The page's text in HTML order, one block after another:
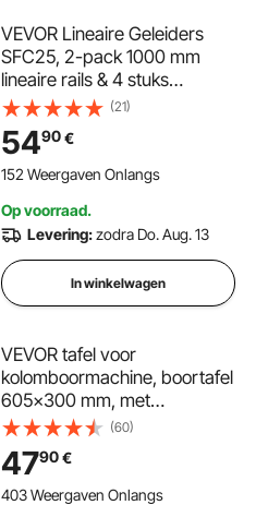
VEVOR Lineaire Geleiders
SFC25, 2-pack 1000 mm
lineaire rails & 4 stuks
schuifblokken, geleiderails,
schuifrails voor doe-het-zelf
graveermachines, draai- en
freesmachines,
(21)
5490€
152 Weergaven Onlangs
Op voorraad.
Levering:zodra Do. Aug. 13
In winkelwagen
VEVOR tafel voor
kolomboormachine, boortafel
605x300 mm, met
verstelbare aanslag en
aanslagblok, T-sleuven, MDF
tafelblad, schaalverdeling,
ondersteuning voor
(60)
4790€
403 Weergaven Onlangs